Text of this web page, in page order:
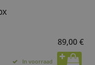
89,00 €
In voorraad